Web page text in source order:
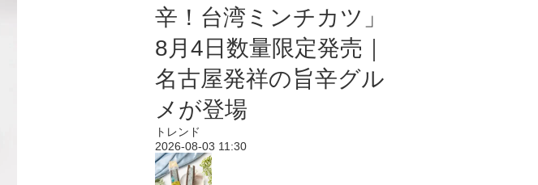
辛！台湾ミンチカツ」
8月4日数量限定発売｜
名古屋発祥の旨辛グル
メが登場
トレンド
2026-08-03 11:30